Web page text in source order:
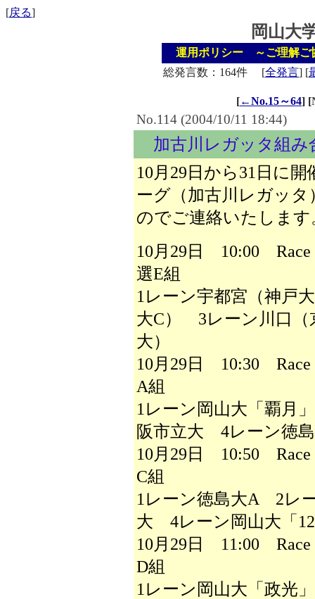
[戻る]
岡山大
運用ポリシー ～ご理解ご
総発言数：164件
[全発言] [
[←No.15～64] [
No.114 (2004/10/11 18:44)
加古川レガッタ組み
10月29日から31日に
ーグ（加古川レガッ
のでご連絡いたします
10月29日 10:00
選E組
1レーン宇都宮（神戸
大C） 3レーン川口（
大）
10月29日 10:30
A組
1レーン岡山大「覇
阪市立大 4レーン徳
10月29日 10:50
C組
1レーン徳島大A 2レ
大 4レーン岡山大「
10月29日 11:00
D組
1レーン岡山大「政